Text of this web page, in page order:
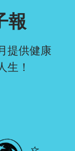
報
提供健康
生！